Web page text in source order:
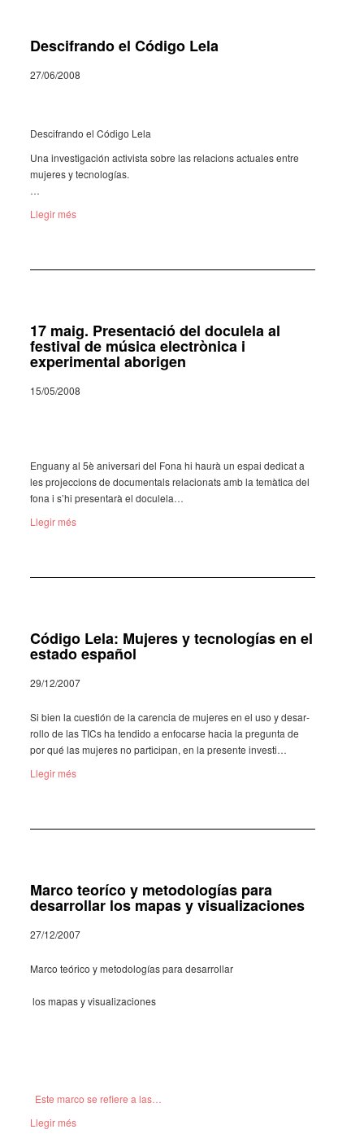
Descifrando el Código Lela
27/06/2008
Descifrando el Código Lela
Una investigación activista sobre las relacions actuales entre
mujeres y tecnologías.
…
Llegir més
17 maig. Presentació del doculela al
festival de música electrònica i
experimental aborigen
15/05/2008
Enguany al 5è aniver­sari del Fona hi haurà un espai dedi­cat a
les projec­ci­ons de docu­men­tals rela­ci­o­nats amb la temà­tica del
fona i s’hi presen­tarà el docu­lela…
Llegir més
Código Lela: Mujeres y tecnologías en el
estado español
29/12/2007
Si bien la cues­tión de la caren­cia de muje­res en el uso y desar­
ro­llo de las TICs ha tendido a enfo­carse hacia la pregunta de
por qué las muje­res no parti­ci­pan, en la presente inves­ti­…
Llegir més
Marco teoríco y metodologías para
desarrollar los mapas y visualizaciones
27/12/2007
Marco teórico y metodologías para desarrollar
los mapas y visualizaciones
Este marco se refiere a las…
Llegir més